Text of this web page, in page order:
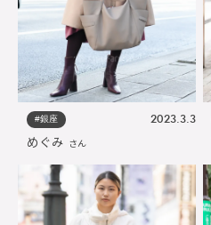
#銀座 2023.3.3
めぐみ さん